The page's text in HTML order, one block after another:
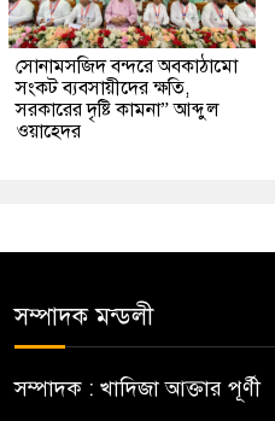
সোনামসজিদ বন্দরে অবকাঠামো
সংকট ব্যবসায়ীদের ক্ষতি,
সরকারের দৃষ্টি কামনা” আব্দুল
ওয়াহেদর
সম্পাদক মন্ডলী
সম্পাদক : খাদিজা আক্তার পূর্ণী